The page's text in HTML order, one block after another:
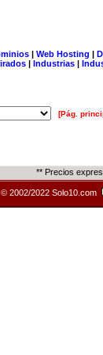
| Web Hosting |
| Industrias |
[Pág.
** Precios
© 2002/2022 Solo10.com